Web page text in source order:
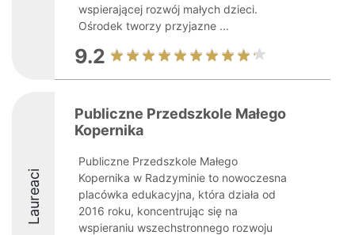
wspierającej rozwój małych dzieci.
Ośrodek tworzy przyjazne ...
9.2
Laureaci
Publiczne Przedszkole Małego
Kopernika
Publiczne Przedszkole Małego
Kopernika w Radzyminie to nowoczesna
placówka edukacyjna, która działa od
2016 roku, koncentrując się na
wspieraniu wszechstronnego rozwoju